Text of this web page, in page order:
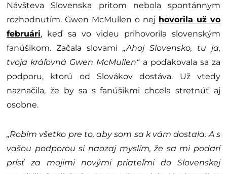
Návšteva Slovenska pritom nebola spontánnym
rozhodnutím. Gwen McMullen o nej hovorila už vo
februári, keď sa vo videu prihovorila slovenským
fanúšikom. Začala slovami „Ahoj Slovensko, tu ja,
tvoja kráľovná Gwen McMullen“a poďakovala sa za
podporu, ktorú od Slovákov dostáva. Už vtedy
naznačila, že by sa s fanúšikmi chcela stretnúť aj
osobne.
„Robím všetko pre to, aby som sa k vám dostala. A s
vašou podporou si naozaj myslím, že sa mi podarí
prísť za mojimi novými priateľmi do Slovenskej